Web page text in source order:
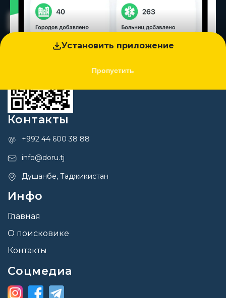
Установить приложение
Пропустить
Контакты
+992 44 600 38 88
info@doru.tj
Душанбе, Таджикистан
Инфо
Главная
О поисковике
Контакты
Соцмедиа